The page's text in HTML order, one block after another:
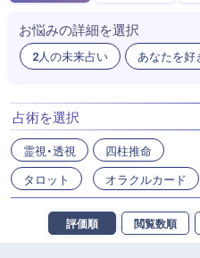
お悩みの詳細を選択
2人の未来占い あなたを好
占術を選択
霊視・透視
タロット
四柱推命
オラクルカード
評価順 閲覧数順